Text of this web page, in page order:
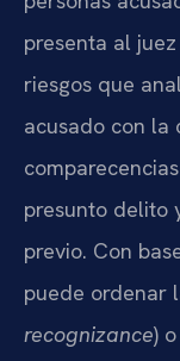
presenta al
riesgos que
acusado con la
presunto delito
previo. Con
puede ordenar
recognizance)